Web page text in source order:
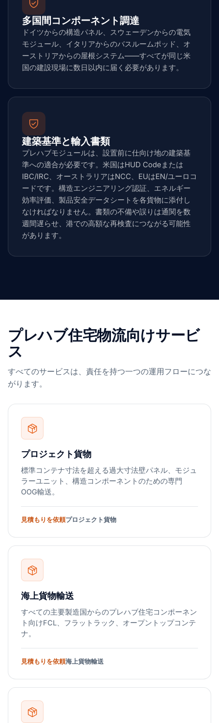
多国間コンポーネント調達
ドイツからの構造パネル、スウェーデンからの電気
モジュール、イタリアからのバスルームポッド、オ
ーストリアからの屋根システム——すべてが同じ米
国の建設現場に数日以内に届く必要があります。
建築基準と輸入書類
プレハブモジュールは、設置前に仕向け地の建築基
準への適合が必要です。米国はHUD Codeまたは
IBC/IRC、オーストラリアはNCC、EUはEN/ユーロコ
ードです。構造エンジニアリング認証、エネルギー
効率評価、製品安全データシートを各貨物に添付し
なければなりません。書類の不備や誤りは通関を数
週間遅らせ、港での高額な再検査につながる可能性
があります。
プレハブ住宅物流向けサービ
ス
すべてのサービスは、責任を持つ一つの運用フローにつな
がります。
プロジェクト貨物
標準コンテナ寸法を超える過大寸法壁パネル、モジュ
ラーユニット、構造コンポーネントのための専門
OOG輸送。
見積もりを依頼プロジェクト貨物
海上貨物輸送
すべての主要製造国からのプレハブ住宅コンポーネン
ト向けFCL、フラットラック、オープントップコンテ
ナ。
見積もりを依頼海上貨物輸送